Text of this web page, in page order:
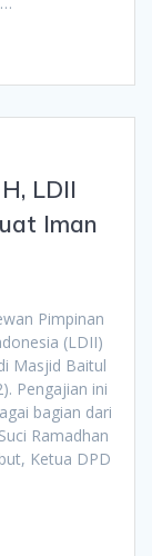
LDII
Iman
Pimpinan
(LDII)
Masjid Baitul
Pengajian ini
bagian dari
Ramadhan
Ketua DPD